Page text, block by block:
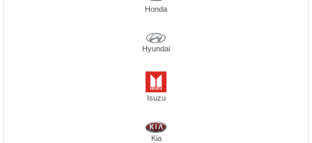
Honda
Hyundai
Isuzu
Kia